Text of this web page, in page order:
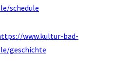
schedule
www.kultur-bad-
geschichte